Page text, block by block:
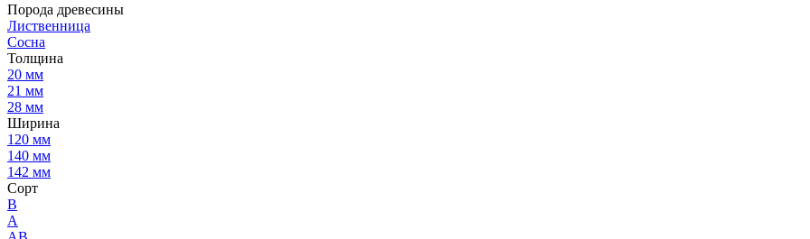
Порода древесины
Лиственница
Сосна
Толщина
20 мм
21 мм
28 мм
Ширина
120 мм
140 мм
142 мм
Сорт
B
А